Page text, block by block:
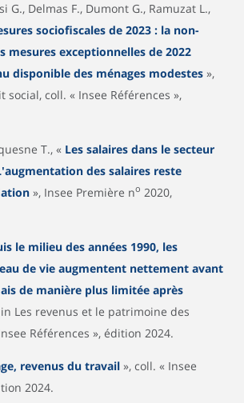
G., Delmas F., Dumont G., Ramuzat L.,
sociofiscales de 2023 : la non-
mesures exceptionnelles de 2022
disponible des ménages modestes »,
social, coll. « Insee Références »,
T., « Les salaires dans le secteur
des salaires reste
», Insee Première no 2020,
le milieu des années 1990, les
de vie augmentent nettement avant
de manière plus limitée après
in Les revenus et le patrimoine des
Références », édition 2024.
revenus du travail », coll. « Insee
2024.